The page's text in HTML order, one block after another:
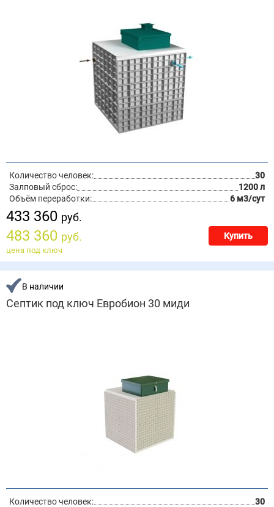
Количество человек:
30
Залповый сброс:
1200 л
Объём переработки:
6 м3/сут
433 360 руб.
483 360 руб. Купить
цена под ключ
В наличии
Септик под ключ Евробион 30 миди
Количество человек:
30